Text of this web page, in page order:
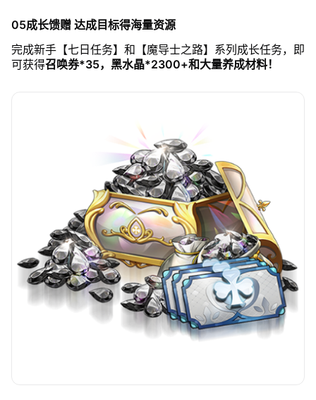
05成长馈赠 达成目标得海量资源
完成新手【七日任务】和【魔导士之路】系列成长任务，即
可获得召唤券*35，黑水晶*2300+和大量养成材料！